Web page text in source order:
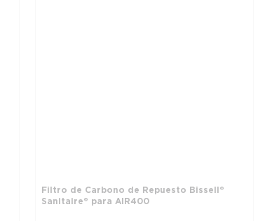
Filtro de Carbono de Repuesto Bissell®
Sanitaire® para AIR400